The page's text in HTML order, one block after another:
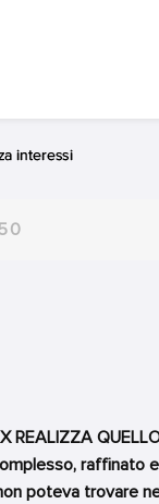
REALIZZA
raffinato
poteva trovare